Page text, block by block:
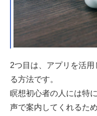
2つ目は、アプリを活
る方法です。
瞑想初心者の人には特
声で案内してくれるた